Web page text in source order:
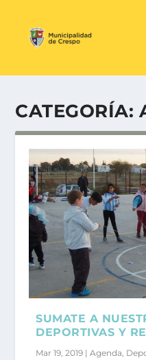
CATEGORÍA:
SUMATE A
DEPORTIVAS Y
Mar 19, 2019 |Agenda